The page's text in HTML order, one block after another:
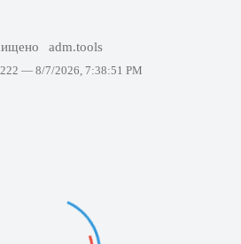
adm.tools
— 8/7/2026, 7:38:51 PM